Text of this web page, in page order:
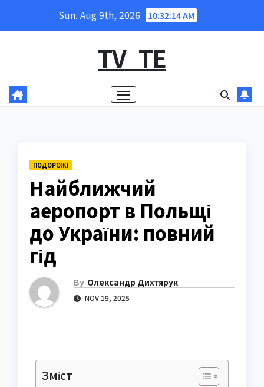
Sun. Aug 9th, 2026 10:32:15 AM
TV_TE
ПОДОРОЖІ
Найближчий
аеропорт в Польщі
до України: повний
гід
By Олександр Дихтярук
NOV 19, 2025
Зміст